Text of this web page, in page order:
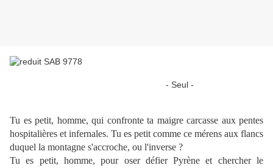
- Seul -
Tu es petit, homme, qui confronte ta maigre carcasse aux pentes
hospitalières et infernales. Tu es petit comme ce mérens aux flancs
duquel la montagne s'accroche, ou l'inverse ?
Tu es petit, homme, pour oser défier Pyrène et chercher le